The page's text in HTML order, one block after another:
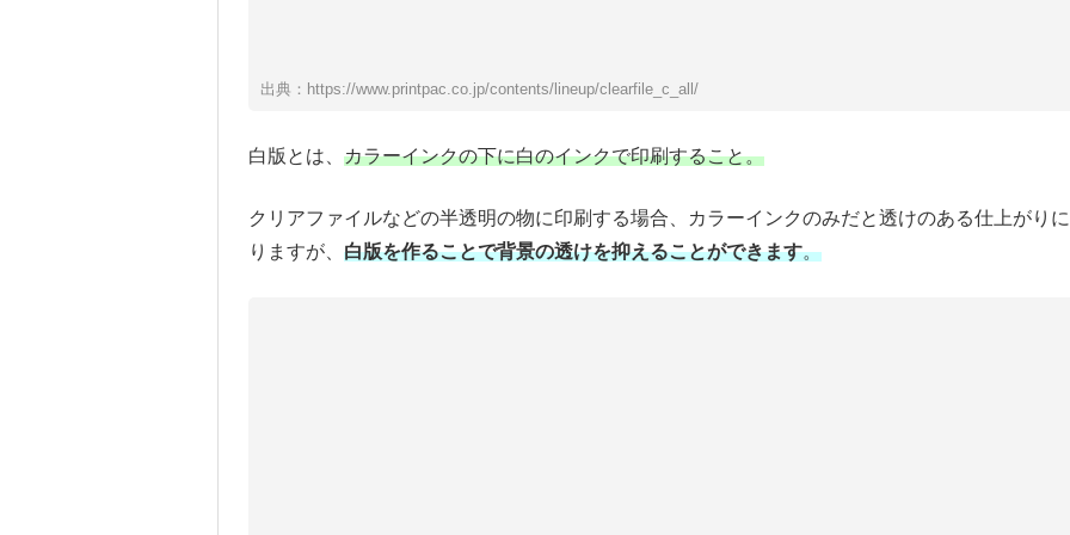
出典：https://www.printpac.co.jp/contents/lineup/clearfile_c_all/
白版とは、 カラーインクの下に白のインクで印刷すること。
クリアファイルなどの半透明の物に印刷する場合、カラーインクのみだと透けのある仕上がり
りますが、 白版を作ることで背景の透けを抑えることができます。